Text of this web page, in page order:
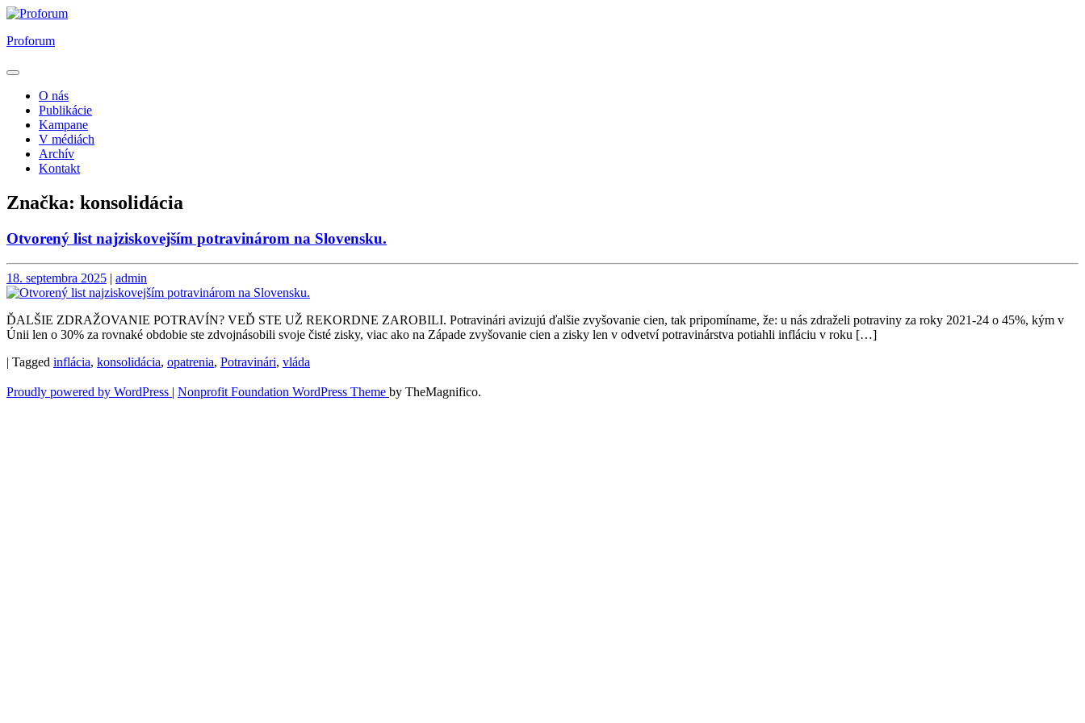
Skip
content
Proforum
O nás
Publikácie
Kampane
V médiách
Archív
Kontakt
Značka: konsolidácia
Otvorený list najziskovejším potravinárom na Slovensku.
Posted
on
18. septembra 2025 | Posted
on
admin
ĎALŠIE ZDRAŽOVANIE POTRAVÍN? VEĎ STE UŽ REKORDNE ZAROBILI. Potravinári avizujú ďalšie zvyšovanie cien, tak pripomíname, že: u nás zdraželi potraviny za roky 2021-24 o 45%, kým v
Únii len o 30% za rovnaké obdobie ste zdvojnásobili svoje čisté zisky, viac ako na Západe zvyšovanie cien a zisky len v odvetví potravinárstva potiahli infláciu v roku […]
| Tagged inflácia, konsolidácia, opatrenia, Potravinári, vláda
Proudly powered by WordPress | Nonprofit Foundation WordPress Theme by TheMagnifico.